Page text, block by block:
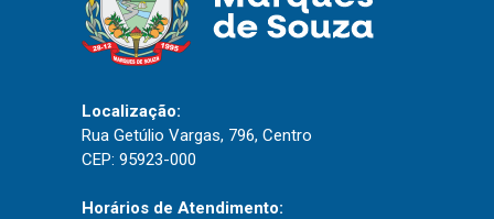
Localização:
Rua Getúlio Vargas, 796, Centro
CEP: 95923-000
Horários de Atendimento: